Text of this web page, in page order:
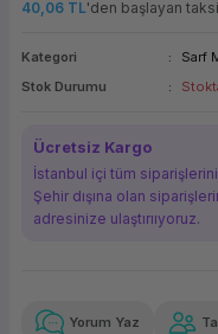
Makinesi
40,06 TL'den başlayan
Kategori
Sarf
Stok Durumu
Ücretsiz Kargo
İstanbul içi tüm
Şehir dışına olan
adresinize ulaştırııyoruz.
Yorum Yaz